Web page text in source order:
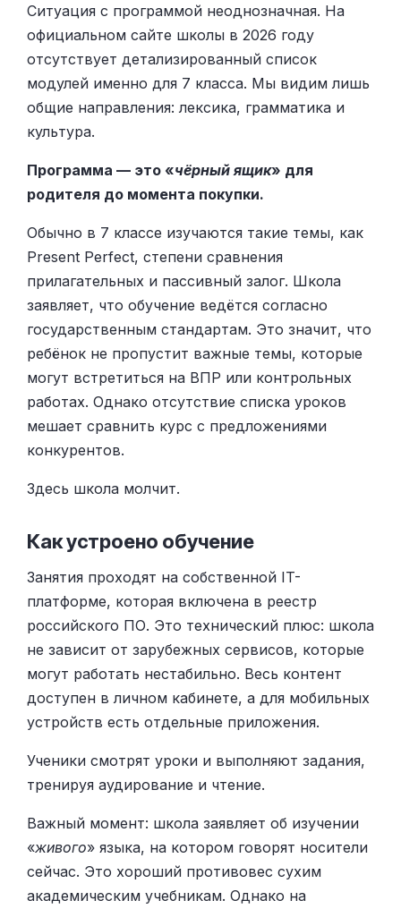
Ситуация с программой неоднозначная. На
официальном сайте школы в 2026 году
отсутствует детализированный список
модулей именно для 7 класса. Мы видим лишь
общие направления: лексика, грамматика и
культура.
Программа — это «чёрный ящик» для
родителя до момента покупки.
Обычно в 7 классе изучаются такие темы, как
Present Perfect, степени сравнения
прилагательных и пассивный залог. Школа
заявляет, что обучение ведётся согласно
государственным стандартам. Это значит, что
ребёнок не пропустит важные темы, которые
могут встретиться на ВПР или контрольных
работах. Однако отсутствие списка уроков
мешает сравнить курс с предложениями
конкурентов.
Здесь школа молчит.
Как устроено обучение
Занятия проходят на собственной IT-
платформе, которая включена в реестр
российского ПО. Это технический плюс: школа
не зависит от зарубежных сервисов, которые
могут работать нестабильно. Весь контент
доступен в личном кабинете, а для мобильных
устройств есть отдельные приложения.
Ученики смотрят уроки и выполняют задания,
тренируя аудирование и чтение.
Важный момент: школа заявляет об изучении
«живого» языка, на котором говорят носители
сейчас. Это хороший противовес сухим
академическим учебникам. Однако на